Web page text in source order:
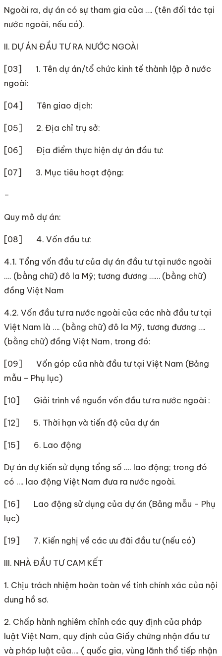
Ngoài ra, dự án có sự tham gia của …. (tên đối tác tại
nước ngoài, nếu có).
II. DỰ ÁN ĐẦU TƯ RA NƯỚC NGOÀI
[03] 1. Tên dự án/tổ chức kinh tế thành lập ở nước
ngoài:
[04] Tên giao dịch:
[05] 2. Địa chỉ trụ sở:
[06] Địa điểm thực hiện dự án đầu tư:
[07] 3. Mục tiêu hoạt động:
–
Quy mô dự án:
[08] 4. Vốn đầu tư:
4.1. Tổng vốn đầu tư của dự án đầu tư tại nước ngoài
…. (bằng chữ) đô la Mỹ; tương đương …… (bằng chữ)
đồng Việt Nam
4.2. Vốn đầu tư ra nước ngoài của các nhà đầu tư tại
Việt Nam là …. (bằng chữ) đô la Mỹ, tương đương ….
(bằng chữ) đồng Việt Nam, trong đó:
[09] Vốn góp của nhà đầu tư tại Việt Nam (Bảng
mẫu – Phụ lục)
[10] Giải trình về nguồn vốn đầu tư ra nước ngoài :
[12] 5. Thời hạn và tiến độ của dự án
[15] 6. Lao động
Dự án dự kiến sử dụng tổng số …. lao động; trong đó
có …. lao động Việt Nam đưa ra nước ngoài.
[16] Lao động sử dụng của dự án (Bảng mẫu – Phụ
lục)
[19] 7. Kiến nghị về các ưu đãi đầu tư (nếu có)
III. NHÀ ĐẦU TƯ CAM KẾT
1. Chịu trách nhiệm hoàn toàn về tính chính xác của nội
dung hồ sơ.
2. Chấp hành nghiêm chỉnh các quy định của pháp
luật Việt Nam, quy định của Giấy chứng nhận đầu tư
và pháp luật của…. ( quốc gia, vùng lãnh thổ tiếp nhận